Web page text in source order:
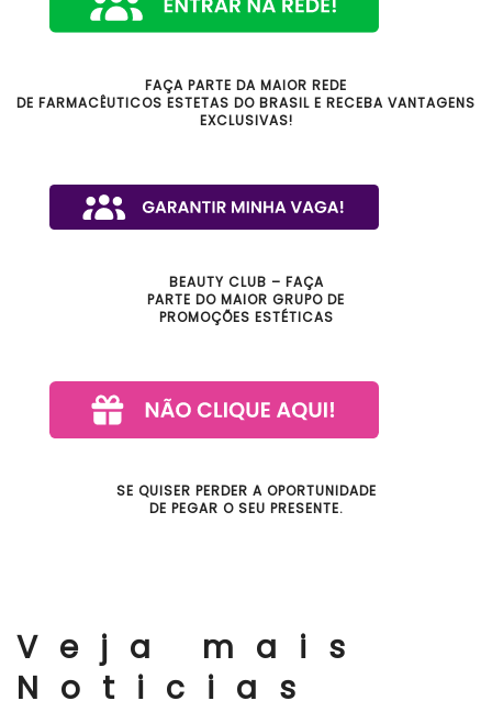
FAÇA PARTE DA MAIOR REDE
DE FARMACÊUTICOS ESTETAS DO BRASIL E RECEBA VANTAGENS
EXCLUSIVAS!
BEAUTY CLUB – FAÇA
PARTE DO MAIOR GRUPO DE
PROMOÇÕES ESTÉTICAS
SE QUISER PERDER A OPORTUNIDADE
DE PEGAR O SEU PRESENTE.
Veja mais
Noticias